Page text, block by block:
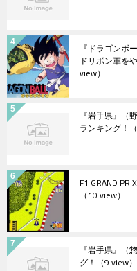
『ドラゴンボ
ドリボン軍を
view）
『岩手県』（
ランキング！
F1 GRAND
（10 view）
『岩手県』（
グ！ （9 view）